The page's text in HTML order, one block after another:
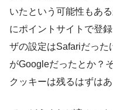
いたという可能性もあ
にポイントサイトで登
ザの設定はSafariだった
がGoogleだったとか？
クッキーは残るはずはあ